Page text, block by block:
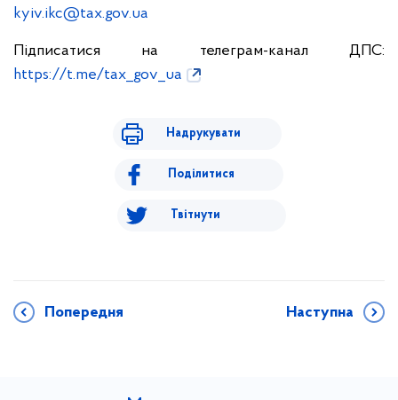
kyiv.ikc@tax.gov.ua
Підписатися на телеграм-канал ДПС:
https://t.me/tax_gov_ua
Надрукувати
Поділитися
Твітнути
Попередня Наступна